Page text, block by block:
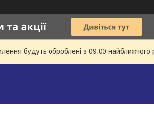
будуть оброблені з 09:00